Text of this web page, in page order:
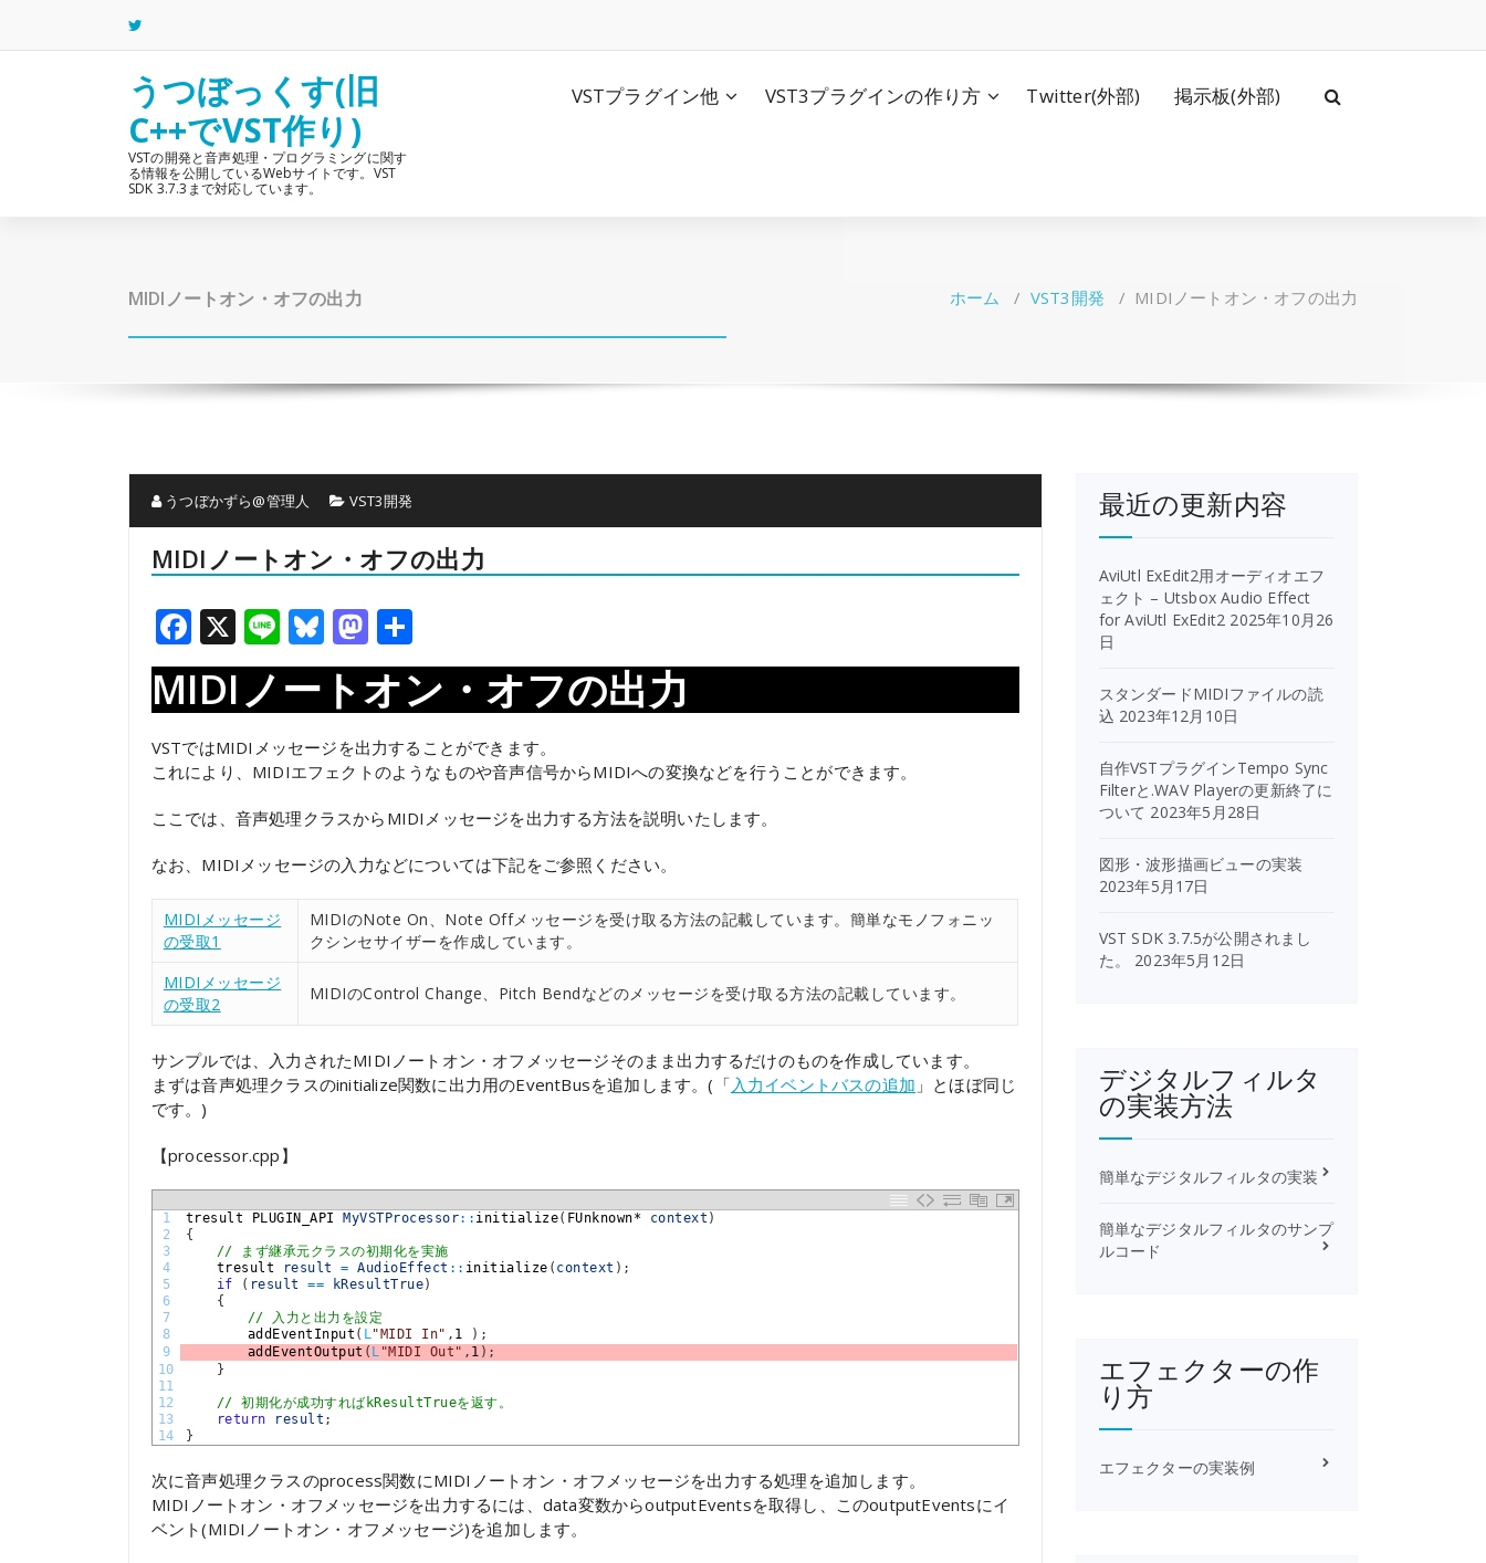
テ
うつぼっくす(旧
C++でVST作り)
VSTの開発と音声処理・プログラミングに関す
る情報を公開しているWebサイトです。VST
SDK 3.7.3まで対応しています。
VSTプラグイン他 VST3プラグインの作り方 Twitter(外部) 掲示板(外部)
MIDIノートオン・オフの出力 ホーム / VST3開発 / MIDIノートオン・オフの出力
うつぼかずら@管理人 VST3開発
MIDIノートオン・オフの出力
Facebook
X LineBluesky
Mastodon
共
有
MIDIノートオン・オフの出力
VSTではMIDIメッセージを出力することができます。
これにより、MIDIエフェクトのようなものや音声信号からMIDIへの変換などを行うことができます。
ここでは、音声処理クラスからMIDIメッセージを出力する方法を説明いたします。
なお、MIDIメッセージの入力などについては下記をご参照ください。
MIDIメッセージ
の受取1
MIDIのNote On、Note Offメッセージを受け取る方法の記載しています。簡単なモノフォニッ
クシンセサイザーを作成しています。
MIDIメッセージ
の受取2
MIDIのControl Change、Pitch Bendなどのメッセージを受け取る方法の記載しています。
サンプルでは、入力されたMIDIノートオン・オフメッセージそのまま出力するだけのものを作成しています。
まずは音声処理クラスのinitialize関数に出力用のEventBusを追加します。(「入力イベントバスの追加 」とほぼ同じ
です。)
【processor.cpp】
1
2
3
4
5
6
7
8
9
10
11
12
13
14
tresult PLUGIN_API MyVSTProcessor:: initialize( FUnknown* context )
{
// まず継承元クラスの初期化を実施
tresult
result = AudioEffect :: initialize ( context ) ;
if
( result == kResultTrue)
{
// 入力と出力を設定
addEventInput ( L"MIDI In" , 1 ) ;
addEventOutput ( L "MIDI Out" , 1 ) ;
}
// 初期化が成功すればkResultTrueを返す。
return
result ;
}
次に音声処理クラスのprocess関数にMIDIノートオン・オフメッセージを出力する処理を追加します。
MIDIノートオン・オフメッセージを出力するには、data変数からoutputEventsを取得し、このoutputEventsにイ
ベント(MIDIノートオン・オフメッセージ)を追加します。
最近の更新内容
AviUtl ExEdit2用オーディオエフ
ェクト – Utsbox Audio Effect
for AviUtl ExEdit2 2025年10月26
日
スタンダードMIDIファイルの読
込 2023年12月10日
自作VSTプラグインTempo Sync
Filterと.WAV Playerの更新終了に
ついて 2023年5月28日
図形・波形描画ビューの実装
2023年5月17日
VST SDK 3.7.5が公開されまし
た。
2023年5月12日
デジタルフィルタ
の実装方法
簡単なデジタルフィルタの実装
簡単なデジタルフィルタのサンプ
ルコード
エフェクターの作
り方
エフェクターの実装例